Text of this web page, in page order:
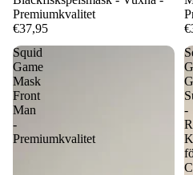
Premiumkvalitet
€37,95
Squid
Game
Mask
Front
Man
-
Premiumkvalitet
-